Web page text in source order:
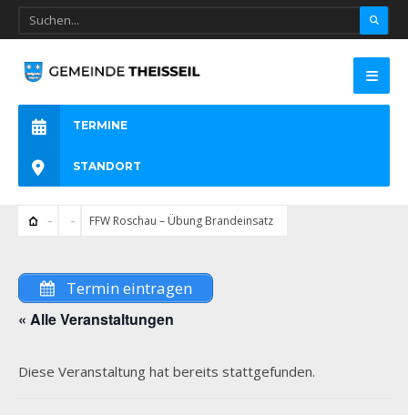
TERMINE
STANDORT
FFW Roschau – Übung Brandeinsatz
Termin eintragen
« Alle Veranstaltungen
Diese Veranstaltung hat bereits stattgefunden.